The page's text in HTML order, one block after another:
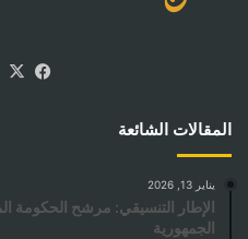
المقالات الشائعة
يناير 13, 2026
الإطار التنسيقي: مرشح الحكومة
الجمهورية